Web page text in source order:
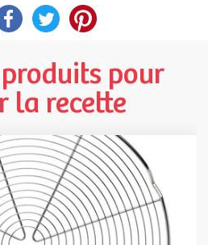
produits pour
la recette